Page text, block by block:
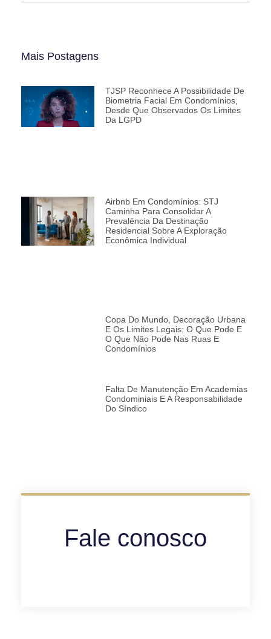
Mais Postagens
TJSP Reconhece A Possibilidade De
Biometria Facial Em Condomínios,
Desde Que Observados Os Limites
Da LGPD
Airbnb Em Condomínios: STJ
Caminha Para Consolidar A
Prevalência Da Destinação
Residencial Sobre A Exploração
Econômica Individual
Copa Do Mundo, Decoração Urbana
E Os Limites Legais: O Que Pode E
O Que Não Pode Nas Ruas E
Condomínios
Falta De Manutenção Em Academias
Condominiais E A Responsabilidade
Do Síndico
Fale conosco